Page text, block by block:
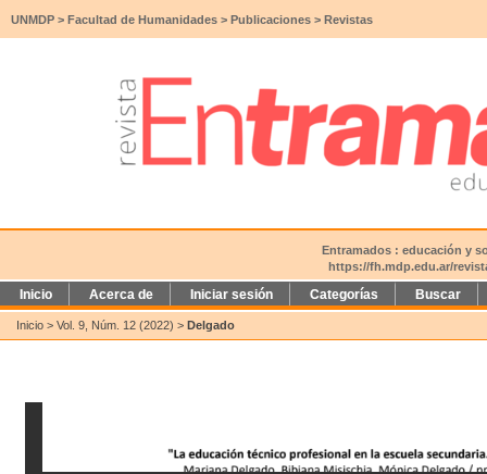
UNMDP > Facultad de Humanidades > Publicaciones > Revistas
Entramados : educación y
https://fh.mdp.edu.ar/
Inicio Acerca de Iniciar sesión Categorías Buscar
Inicio > Vol. 9, Núm. 12 (2022) > Delgado